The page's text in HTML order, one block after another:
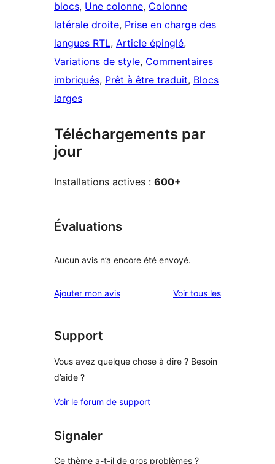
blocs, Une colonne, Colonne
latérale droite, Prise en charge des
langues RTL, Article épinglé
Variations de style, Commentaires
imbriqués, Prêt à être traduit, Blocs
larges
Téléchargements par
jour
Installations actives : 600+
Évaluations
Aucun avis n’a encore été envoyé.
Ajouter mon avis Voir tous lesavis
Support
Vous avez quelque chose à dire ? Besoin
d’aide ?
Voir le forum de support
Signaler
Ce thème a-t-il de gros problèmes ?